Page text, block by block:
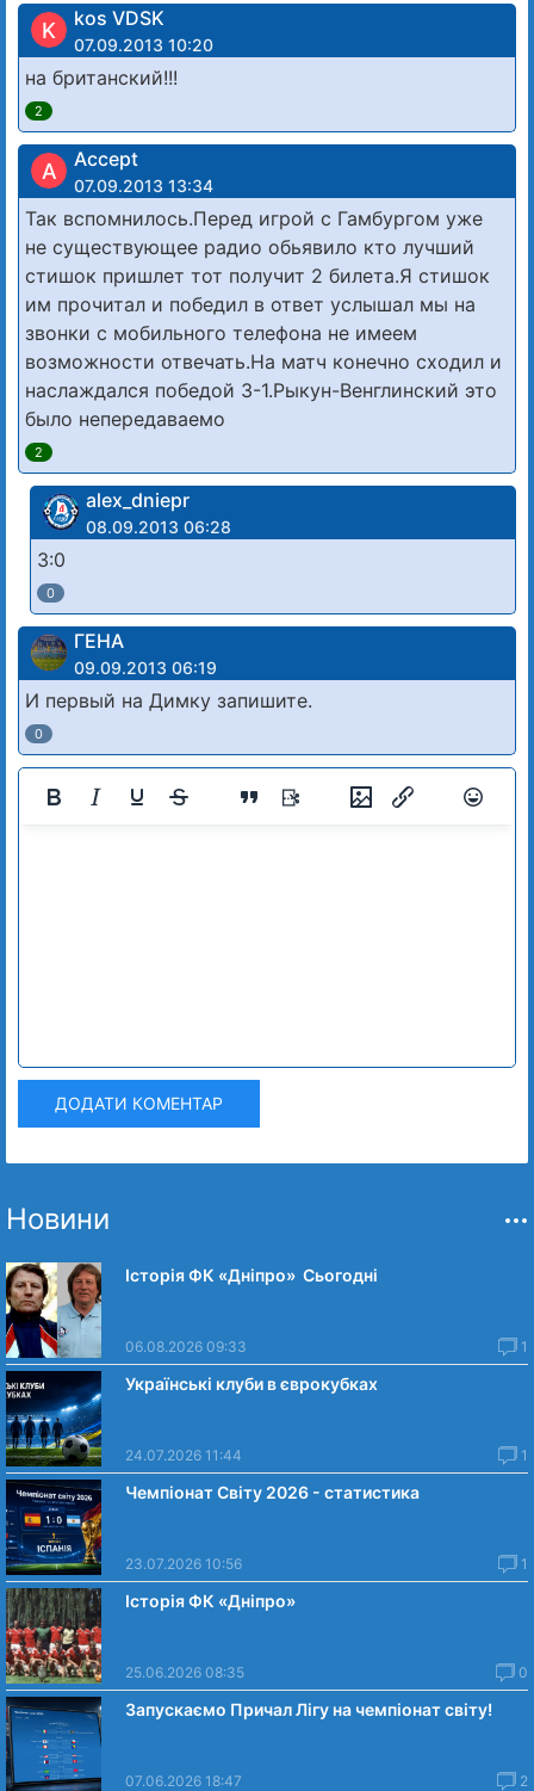
K kos VDSK
07.09.2013 10:20
на британский!!!
2
A Accept
07.09.2013 13:34
Так вспомнилось.Перед игрой с Гамбургом уже
не существующее радио обьявило кто лучший
стишок пришлет тот получит 2 билета.Я стишок
им прочитал и победил в ответ услышал мы на
звонки с мобильного телефона не имеем
возможности отвечать.На матч конечно сходил и
наслаждался победой 3-1.Рыкун-Венглинский это
было непередаваемо
2
alex_dniepr
08.09.2013 06:28
3:0
0
ГЕНА
09.09.2013 06:19
И первый на Димку запишите.
0
ДОДАТИ КОМЕНТАР
Новини
Історія ФК «Дніпро» Сьогодні
06.08.2026 09:33 1
Українські клуби в єврокубках
24.07.2026 11:44 1
Чемпіонат Світу 2026 - статистика
23.07.2026 10:56 1
Історія ФК «Дніпро»
25.06.2026 08:35 0
Запускаємо Причал Лігу на чемпіонат світу!
07.06.2026 18:47 2